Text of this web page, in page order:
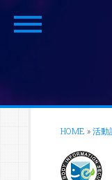
HOME »活動